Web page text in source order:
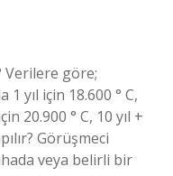
Verilere göre;
1 yıl için 18.600 ° C,
20.900 ° C, 10 yıl +
Görüşmeci
veya belirli bir